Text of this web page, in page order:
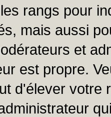
rangs pour
mais aussi
et
est propre.
d'élever votre